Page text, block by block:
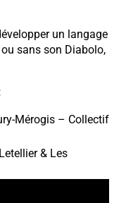
un langage
sans son Diabolo,
Mérogis – Collectif
& Les